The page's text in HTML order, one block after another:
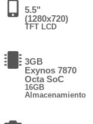
5.5"
(1280x720)
TFT LCD
3GB
Exynos 7870
Octa SoC
16GB
Almacenamiento